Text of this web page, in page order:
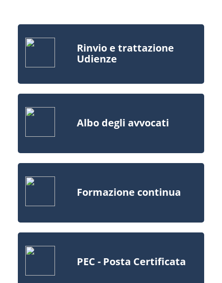
Rinvio e trattazione
Udienze
Albo degli avvocati
Formazione continua
PEC - Posta Certificata